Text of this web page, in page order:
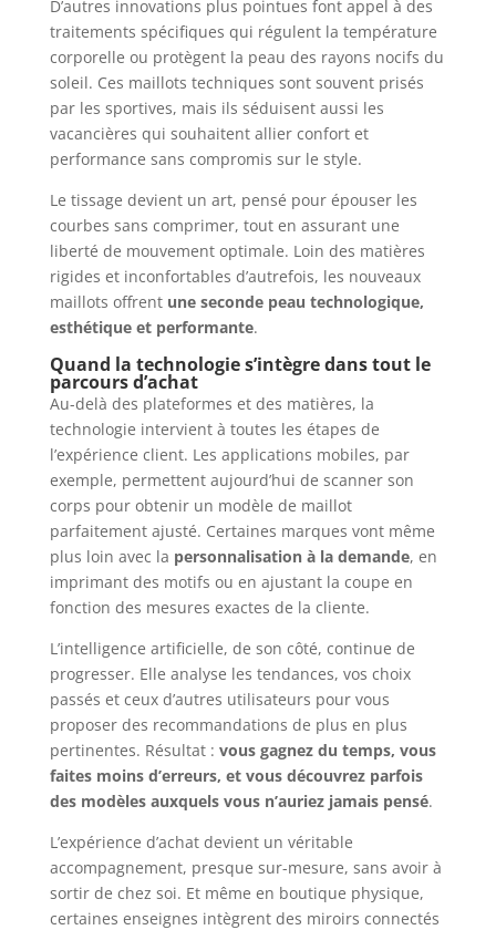
D’autres innovations plus pointues font appel à des
traitements spécifiques qui régulent la température
corporelle ou protègent la peau des rayons nocifs du
soleil. Ces maillots techniques sont souvent prisés
par les sportives, mais ils séduisent aussi les
vacancières qui souhaitent allier confort et
performance sans compromis sur le style.
Le tissage devient un art, pensé pour épouser les
courbes sans comprimer, tout en assurant une
liberté de mouvement optimale. Loin des matières
rigides et inconfortables d’autrefois, les nouveaux
maillots offrent une seconde peau technologique,
esthétique et performante.
Quand la technologie s’intègre dans tout le
parcours d’achat
Au-delà des plateformes et des matières, la
technologie intervient à toutes les étapes de
l’expérience client. Les applications mobiles, par
exemple, permettent aujourd’hui de scanner son
corps pour obtenir un modèle de maillot
parfaitement ajusté. Certaines marques vont même
plus loin avec la personnalisation à la demande, en
imprimant des motifs ou en ajustant la coupe en
fonction des mesures exactes de la cliente.
L’intelligence artificielle, de son côté, continue de
progresser. Elle analyse les tendances, vos choix
passés et ceux d’autres utilisateurs pour vous
proposer des recommandations de plus en plus
pertinentes. Résultat : vous gagnez du temps, vous
faites moins d’erreurs, et vous découvrez parfois
des modèles auxquels vous n’auriez jamais pensé.
L’expérience d’achat devient un véritable
accompagnement, presque sur-mesure, sans avoir à
sortir de chez soi. Et même en boutique physique,
certaines enseignes intègrent des miroirs connectés